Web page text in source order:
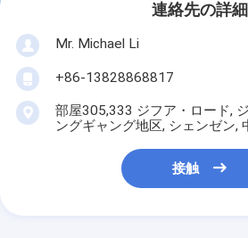
連絡先の詳細
Mr. Michael Li
+86-13828868817
部屋305,333 ジフア・ロード,
ングギャング地区, シェンゼン,
接触